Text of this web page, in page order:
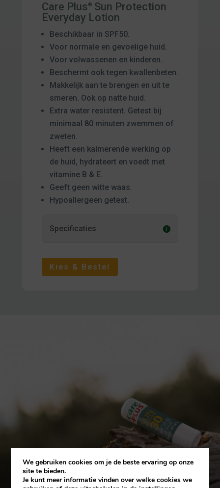
Care Plus®Sun Protection
Everyday Lotion
Beschikbaar in SPF50.
Voor normale en gevoelige huid.
Voor volwassenen en kinderen.
Beschermt ook tegen kwallenbeten.
Makkelijk aan te brengen en uit te
smeren. Ook op natte huid.
Extra water resistent. Getest bij
minimaal 80 minuten zwemmen of
zweten.
Heeft een kalmerende werking op
de huid, hydrateert en voedt met
vitamine B & E.
Geeft geen witte waas.
Hypoallergeen getest.
Specificaties
Kies & Bestel
We gebruiken cookies om je de beste ervaring op onze
site te bieden.
Je kunt meer informatie vinden over welke cookies we